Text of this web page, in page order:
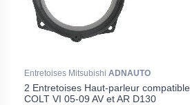
Entretoises Mitsubishi ADNAUTO
2 Entretoises Haut-parleur
COLT VI 05-09 AV et AR D130